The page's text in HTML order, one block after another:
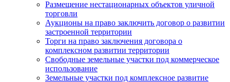
Размещение нестационарных объектов уличной
торговли
Аукционы на право заключить договор о развитии
застроенной территории
Торги на право заключения договора о
комплексном развитии территории
Свободные земельные участки под коммерческое
использование
Земельные участки под комплексное развитие